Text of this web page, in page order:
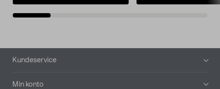
Bunntekst
Kundeservice
Min konto